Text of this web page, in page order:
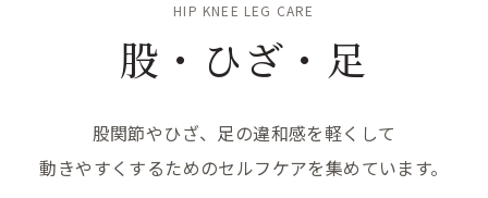
HIP KNEE LEG CARE
股・ひざ・足
股関節やひざ、足の違和感を軽くして
動きやすくするためのセルフケアを集めています。